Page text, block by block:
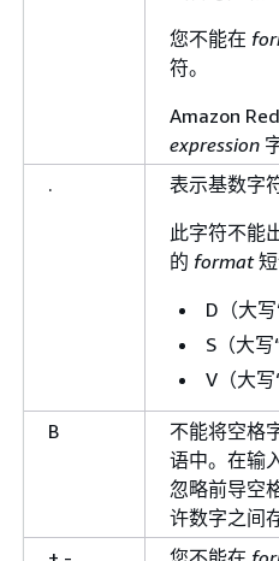
您不能在
符。
Amazon
expression
.
表示基数字
此字符不能
的 format短
D（大写
S（大写
V（大写
B 不能将空格
语中。在输
忽略前导空
许数字之间